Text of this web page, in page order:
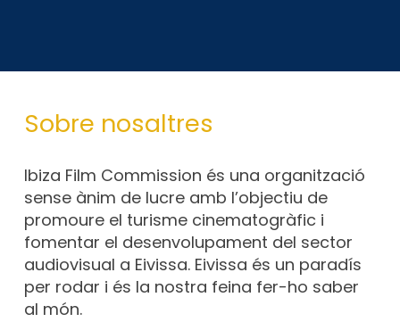
Sobre nosaltres
Ibiza Film Commission és una organització
sense ànim de lucre amb l’objectiu de
promoure el turisme cinematogràfic i
fomentar el desenvolupament del sector
audiovisual a Eivissa. Eivissa és un paradís
per rodar i és la nostra feina fer-ho saber
al món.